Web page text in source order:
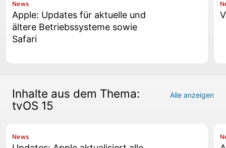
News
Apple: Updates für aktuelle und
ältere Betriebssysteme sowie
Safari
Inhalte aus dem Thema:
tvOS 15
Alle anzeigen
News